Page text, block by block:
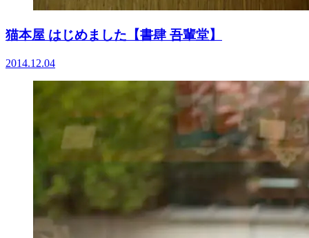
猫本屋 はじめました【書肆 吾輩堂】
2014.12.04